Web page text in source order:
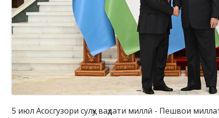
5 июл Асосгузори сулҳу ваҳдати миллӣ - Пешвои